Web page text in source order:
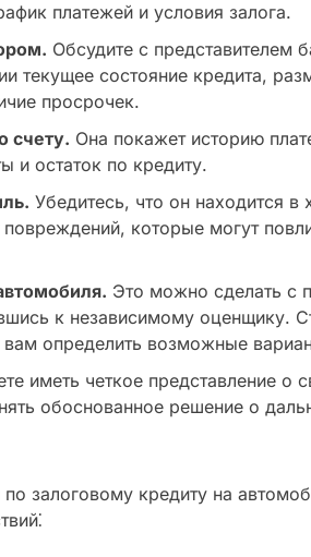
платежей и условия залога.
Обсудите с представителем
текущее состояние кредита,
просрочек.
счету. Она покажет историю
и остаток по кредиту.
Убедитесь, что он находится
которые могут
Это можно сделать с
к независимому оценщику.
определить возможные
иметь четкое представление о
обоснованное решение о
залоговому кредиту на